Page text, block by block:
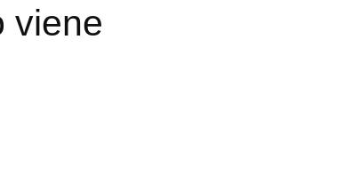
viene